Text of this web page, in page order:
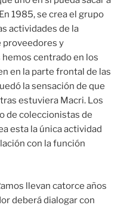
1985, se crea el grupo
actividades de la
proveedores y
centrado en los
en la parte frontal de las
la sensación de que
estuviera Macri. Los
de coleccionistas de
esta la única actividad
con la función
llevan catorce años
deberá dialogar con